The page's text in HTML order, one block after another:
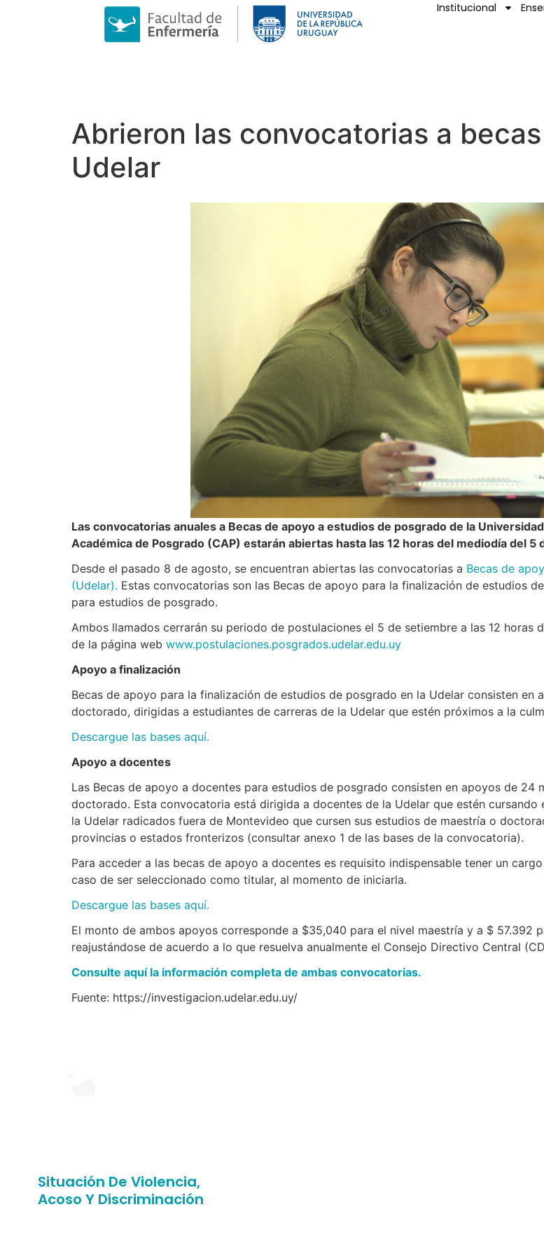
Institucional
Abrieron las convocatorias a
Udelar
Las convocatorias anuales a Becas de apoyo a estudios de posgrado de la
Académica de Posgrado (CAP) estarán abiertas hasta las 12 horas del mediodía del 5
Desde el pasado 8 de agosto, se encuentran abiertas las convocatorias a Becas de
(Udelar). Estas convocatorias son las Becas de apoyo para la finalización de estudios
para estudios de posgrado.
Ambos llamados cerrarán su periodo de postulaciones el 5 de setiembre a las 12 horas
de la página web www.postulaciones.posgrados.udelar.edu.uy
Apoyo a finalización
Becas de apoyo para la finalización de estudios de posgrado en la Udelar consisten en
doctorado, dirigidas a estudiantes de carreras de la Udelar que estén próximos a la
Descargue las bases aquí.
Apoyo a docentes
Las Becas de apoyo a docentes para estudios de posgrado consisten en apoyos de 24
doctorado. Esta convocatoria está dirigida a docentes de la Udelar que estén
la Udelar radicados fuera de Montevideo que cursen sus estudios de maestría o
provincias o estados fronterizos (consultar anexo 1 de las bases de la convocatoria).
Para acceder a las becas de apoyo a docentes es requisito indispensable tener un
caso de ser seleccionado como titular, al momento de iniciarla.
Descargue las bases aquí.
El monto de ambos apoyos corresponde a $35,040 para el nivel maestría y a $ 57.392
reajustándose de acuerdo a lo que resuelva anualmente el Consejo Directivo Central
Consulte aquí la información completa de ambas convocatorias.
Fuente: https://investigacion.udelar.edu.uy/
Situación De Violencia,
Acoso Y Discriminación